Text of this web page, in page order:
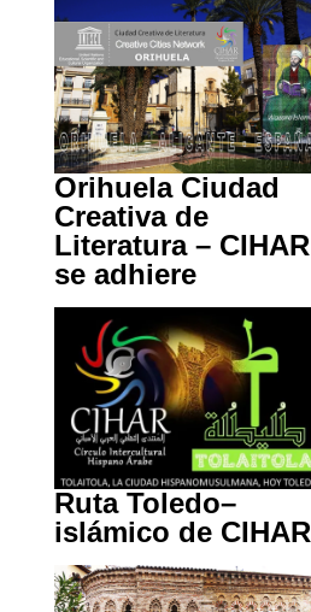
Orihuela Ciudad
Creativa de
Literatura – CIHAR
se adhiere
Ruta Toledo–
islámico de CIHAR